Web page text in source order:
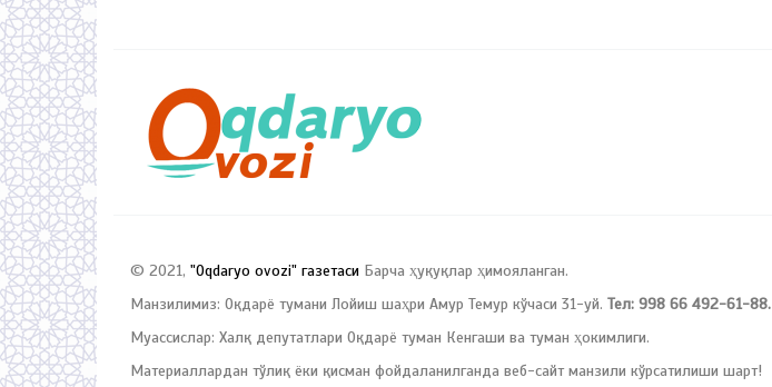
© 2021, "Oqdaryo ovozi" газетаси Барча ҳуқуқлар ҳимояланган.
Манзилимиз: Оқдарё тумани Лойиш шаҳри Амур Темур кўчаси 31-уй. Тел: 998 66 492-61-88.
Муассислар: Халқ депутатлари Оқдарё туман Кенгаши ва туман ҳокимлиги.
Материаллардан тўлиқ ёки қисман фойдаланилганда веб-сайт манзили кўрсатилиши шарт!